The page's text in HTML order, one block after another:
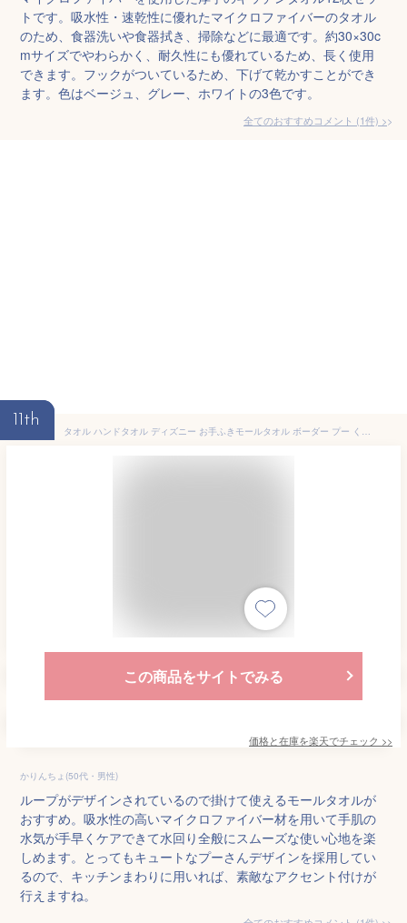
トです。吸水性・速乾性に優れたマイクロファイバーのタオル
のため、食器洗いや食器拭き、掃除などに最適です。約30×30c
mサイズでやわらかく、耐久性にも優れているため、長く使用
できます。フックがついているため、下げて乾かすことができ
ます。色はベージュ、グレー、ホワイトの3色です。
全てのおすすめコメント (1件) >
11th
タオル ハンドタオル ディズニー お手ふきモールタオル ボーダー プー くまのプーさん モールタオル （ キャラクタータオル プーさん マイクロファイバー たおる 吸水 速乾 キャラタオル 洗面タオル 手拭き 手ふき 吸水速乾 洗面 ） 【3980円以上送料無料】
この商品をサイトでみる
価格と在庫を楽天でチェック >>
かりんちょ(50代・男性)
ループがデザインされているので掛けて使えるモールタオルが
おすすめ。吸水性の高いマイクロファイバー材を用いて手肌の
水気が手早くケアできて水回り全般にスムーズな使い心地を楽
しめます。とってもキュートなプーさんデザインを採用してい
るので、キッチンまわりに用いれば、素敵なアクセント付けが
行えますね。